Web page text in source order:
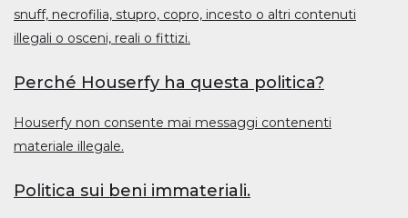
snuff, necrofilia, stupro, copro, incesto o altri contenuti
illegali o osceni, reali o fittizi.
Perché Houserfy ha questa politica?
Houserfy non consente mai messaggi contenenti
materiale illegale.
Politica sui beni immateriali.